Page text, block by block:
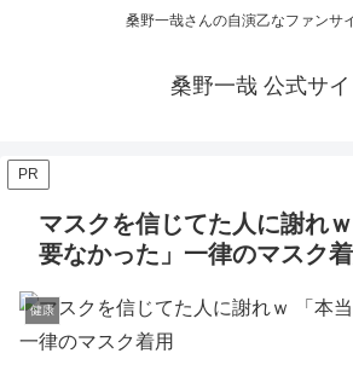
桑野一哉さんの自演乙なファンサ
桑野一哉 公式サイ
PR
マスクを信じてた人に謝れ
要なかった」一律のマスク
健康